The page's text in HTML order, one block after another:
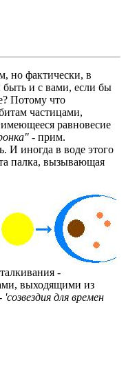
но фактически, в
быть и с вами, если бы
Потому что
частицами,
равновесие
- прим.
И иногда в воде этого
палка, вызывающая
-
выходящими из
'созвездия для времен